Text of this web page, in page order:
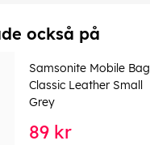
också på
Samsonite Mobile Bag
Classic Leather Small
Grey
89 kr